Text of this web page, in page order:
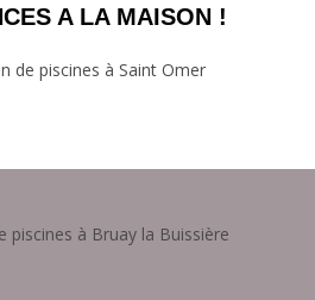
A LA MAISON !